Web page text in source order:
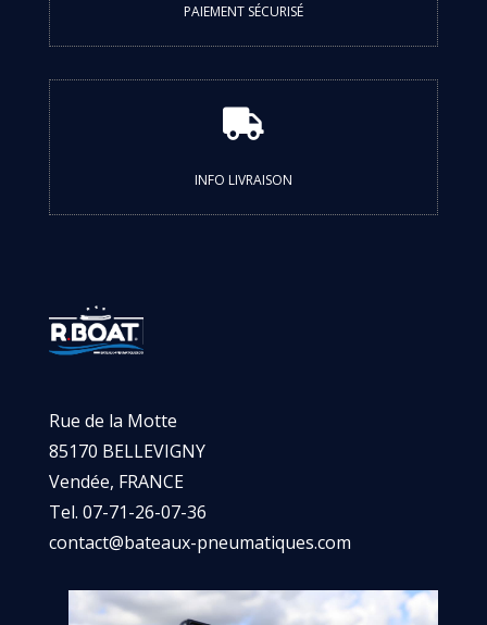
PAIEMENT SÉCURISÉ

INFO LIVRAISON
Rue de la Motte
85170 BELLEVIGNY
Vendée, FRANCE
Tel. 07-71-26-07-36
contact@bateaux-pneumatiques.com